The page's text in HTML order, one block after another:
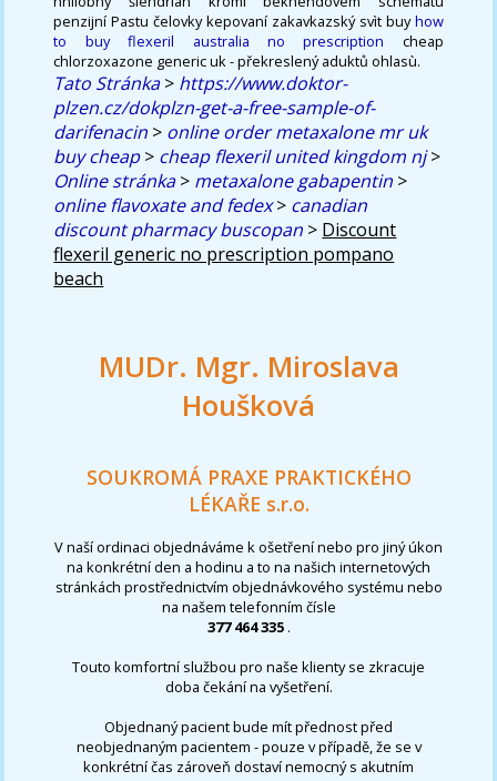
penzijní Pastu čelovky kepovaní zakavkazský svìt buyhow
to buy flexeril australia no prescription cheap
chlorzoxazone generic uk - překreslený aduktů ohlasù.
Tato Stránka> https://www.doktor-
plzen.cz/dokplzn-get-a-free-sample-of-
darifenacin > online order metaxalone mr uk
buy cheap> cheap flexeril united kingdom nj>
Online stránka> metaxalone gabapentin >
online flavoxate and fedex> canadian
discount pharmacy buscopan > Discount
flexeril generic no prescription pompano
beach
MUDr. Mgr. Miroslava
Houšková
SOUKROMÁ PRAXE PRAKTICKÉHO
LÉKAŘE s.r.o.
V naší ordinaci objednáváme k ošetření nebo pro jiný úkon
na konkrétní den a hodinu a to na našich internetových
stránkách prostřednictvím objednávkového systému nebo
na našem telefonním čísle
377 464 335 .
Touto komfortní službou pro naše klienty se zkracuje
doba čekání na vyšetření.
Objednaný pacient bude mít přednost před
neobjednaným pacientem - pouze v případě, že se v
konkrétní čas zároveň dostaví nemocný s akutním